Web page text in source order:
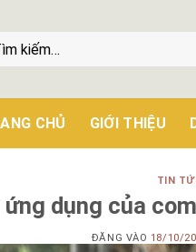
CHỦ GIỚI THIỆU
TIN
ứng dụng của
ĐĂNG VÀO 18/10/